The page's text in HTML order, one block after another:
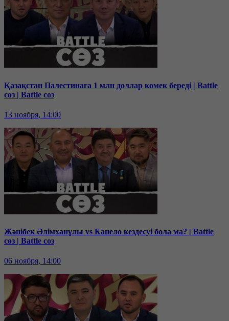
Қазақстан Палестинаға 1 млн доллар көмек береді | Battle
сөз | Battle соз
13 ноября, 14:00
Жәнібек Әлімханұлы vs Канело кездесуі бола ма? | Battle
сөз | Battle соз
06 ноября, 14:00